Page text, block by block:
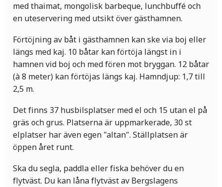
med thaimat, mongolisk barbeque, lunchbuffé och
en uteservering med utsikt över gästhamnen.
Förtöjning av båt i gästhamnen kan ske via boj eller
längs med kaj. 10 båtar kan förtöja längst in i
hamnen vid boj och med fören mot bryggan. 12 båtar
(à 8 meter) kan förtöjas längs kaj. Hamndjup: 1,7 till
2,5 m.
Det finns 37 husbilsplatser med el och 15 utan el på
gräs och grus. Platserna är uppmarkerade, 30 st
elplatser har även egen "altan". Ställplatsen är
öppen året runt.
Ska du segla, paddla eller fiska behöver du en
flytväst. Du kan låna flytväst av Bergslagens